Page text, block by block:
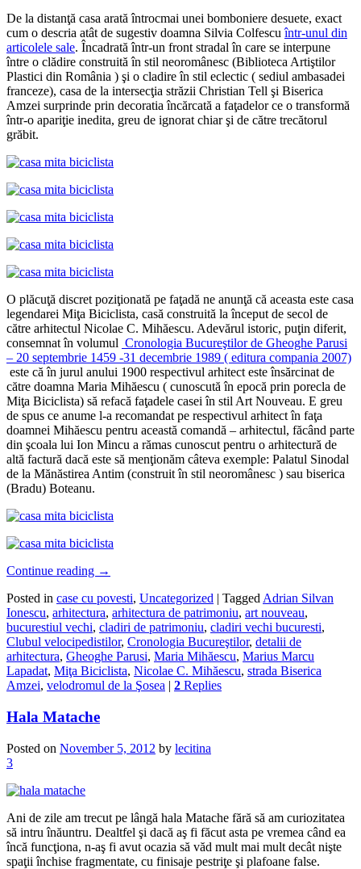
De la distanţă casa arată întrocmai unei bomboniere desuete, exact
cum o descria atât de sugestiv doamna Silvia Colfescuîntr-unul din
articolele sale. Încadrată într-un front stradal în care se interpune
între o clădire construită în stil neoromânesc (Biblioteca Artiştilor
Plastici din România ) şi o cladire în stil eclectic ( sediul ambasadei
franceze), casa de la intersecţia străzii Christian Tell şi Biserica
Amzei surprinde prin decoratia încărcată a faţadelor ce o transformă
într-o apariţie inedita, greu de ignorat chiar şi de către trecătorul
grăbit.
O plăcuţă discret poziţionată pe faţadă ne anunţă că aceasta este casa
legendarei Miţa Biciclista, casă construită la început de secol de
către arhitectul Nicolae C. Mihăescu. Adevărul istoric, puţin diferit,
consemnat în volumul Cronologia Bucureştilor de Gheoghe Parusi
– 20 septembrie 1459 -31 decembrie 1989 ( editura compania 2007)
este că în jurul anului 1900 respectivul arhitect este însărcinat de
către doamna Maria Mihăescu ( cunoscută în epocă prin porecla de
Miţa Biciclista) să refacă faţadele casei în stil Art Nouveau. E greu
de spus ce anume l-a recomandat pe respectivul arhitect în faţa
doamnei Mihăescu pentru această comandă – arhitectul, făcând parte
din şcoala lui Ion Mincu a rămas cunoscut pentru o arhitectură de
altă factură dacă este să menţionăm câteva exemple: Palatul Sinodal
de la Mănăstirea Antim (construit în stil neoromânesc ) sau biserica
(Bradu) Boteanu.
Continue reading →
Posted in case cu povesti, Uncategorized | Tagged Adrian Silvan
Ionescu, arhitectura, arhitectura de patrimoniu, art nouveau,
bucurestiul vechi, cladiri de patrimoniu, cladiri vechi bucuresti,
Clubul velocipedistilor, Cronologia Bucureştilor, detalii de
arhitectura, Gheoghe Parusi, Maria Mihăescu, Marius Marcu
Lapadat, Miţa Biciclista, Nicolae C. Mihăescu, strada Biserica
Amzei, velodromul de la Şosea | 2 Replies
Hala Matache
Posted on November 5, 2012 by lecitina
3
Ani de zile am trecut pe lângă hala Matache fără să am curiozitatea
să intru înăuntru. Dealtfel şi dacă aş fi făcut asta pe vremea când ea
încă funcţiona, n-aş fi avut ocazia să văd mult mai mult decât nişte
spaţii închise fragmentate, cu finisaje pestriţe şi plafoane false.